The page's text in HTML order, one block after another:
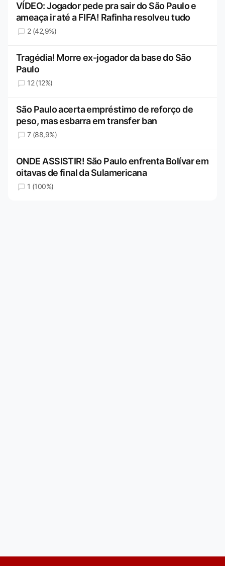
VÍDEO: Jogador pede pra sair do São Paulo e
ameaça ir até a FIFA! Rafinha resolveu tudo
2 (42,9%)
Tragédia! Morre ex-jogador da base do São
Paulo
12 (12%)
São Paulo acerta empréstimo de reforço de
peso, mas esbarra em transfer ban
7 (88,9%)
ONDE ASSISTIR! São Paulo enfrenta Bolívar em
oitavas de final da Sulamericana
1 (100%)